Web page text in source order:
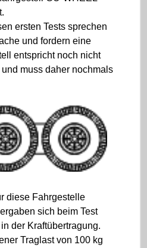
ersten Tests sprechen
und fordern eine
entspricht noch nicht
muss daher nochmals
diese Fahrgestelle
sich beim Test
der Kraftübertragung.
Traglast von 100 kg